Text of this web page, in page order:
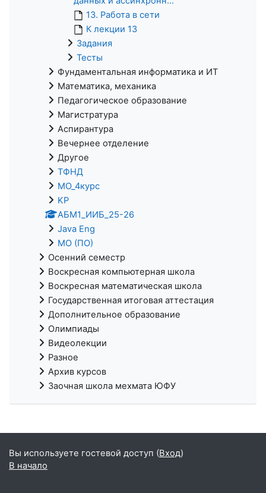
13. Работа в сети
К лекции 13
Задания
Тесты
Фундаментальная информатика и ИТ
Математика, механика
Педагогическое образование
Магистратура
Аспирантура
Вечернее отделение
Другое
ТФНД
МО_4курс
KP
АБМ1_ИИБ_25-26
Java Eng
МО (ПО)
Осенний семестр
Воскресная компьютерная школа
Воскресная математическая школа
Государственная итоговая аттестация
Дополнительное образование
Олимпиады
Видеолекции
Разное
Архив курсов
Заочная школа мехмата ЮФУ
Вы используете гостевой доступ (Вход)
В начало